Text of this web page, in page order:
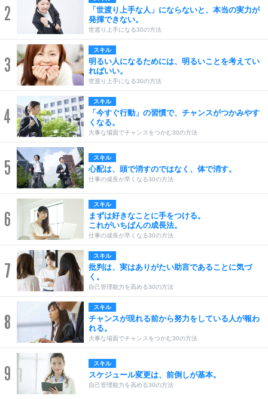
2
「世渡り上手な人」にならないと、本当の実力が
発揮できない。
世渡り上手になる30の方法
3
スキル
明るい人になるためには、明るいことを考えてい
ればいい。
世渡り上手になる30の方法
4
スキル
「今すぐ行動」の習慣で、チャンスがつかみやす
くなる。
大事な場面でチャンスをつかむ30の方法
5 スキル
心配は、頭で消すのではなく、体で消す。
仕事の成長が早くなる30の方法
6
スキル
まずは好きなことに手をつける。
これがいちばんの成長法。
仕事の成長が早くなる30の方法
7
スキル
批判は、実はありがたい助言であることに気づ
く。
自己管理能力を高める30の方法
8
スキル
チャンスが現れる前から努力をしている人が報わ
れる。
大事な場面でチャンスをつかむ30の方法
9 スキル
スケジュール変更は、前倒しが基本。
自己管理能力を高める30の方法